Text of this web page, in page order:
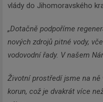
vlády do Jihomoravského
„Dotačně podpoříme
nových zdrojů pitné vody,
vodovodní řady. V našem
Životní prostředí jsme na
korun, což je dvakrát více